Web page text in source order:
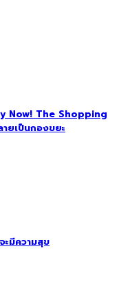
Now! The Shopping
ยเป็นกองขยะ
ะมีความสุข